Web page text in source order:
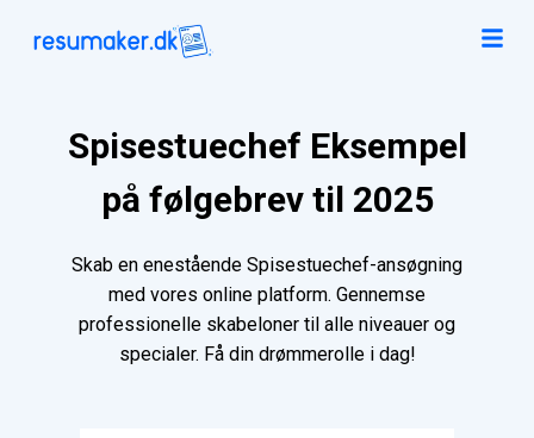
Spisestuechef Eksempel
på følgebrev til 2025
Skab en enestående Spisestuechef-ansøgning
med vores online platform. Gennemse
professionelle skabeloner til alle niveauer og
specialer. Få din drømmerolle i dag!